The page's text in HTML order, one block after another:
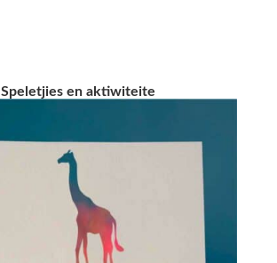
Speletjies en aktiwiteite